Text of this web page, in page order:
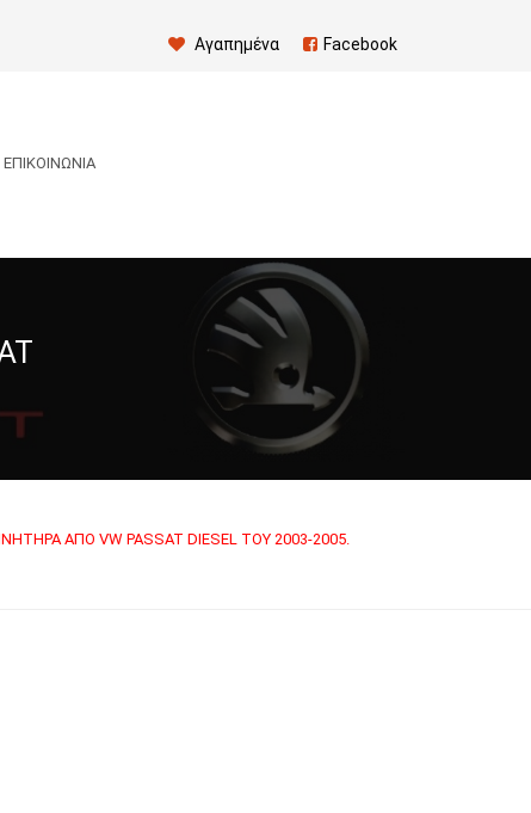
Αγαπημένα Facebook
ΕΠΙΚΟΙΝΩΝΊΑ
ΑΠΌ VW PASSAT DIESEL ΤΟΥ 2003-2005.